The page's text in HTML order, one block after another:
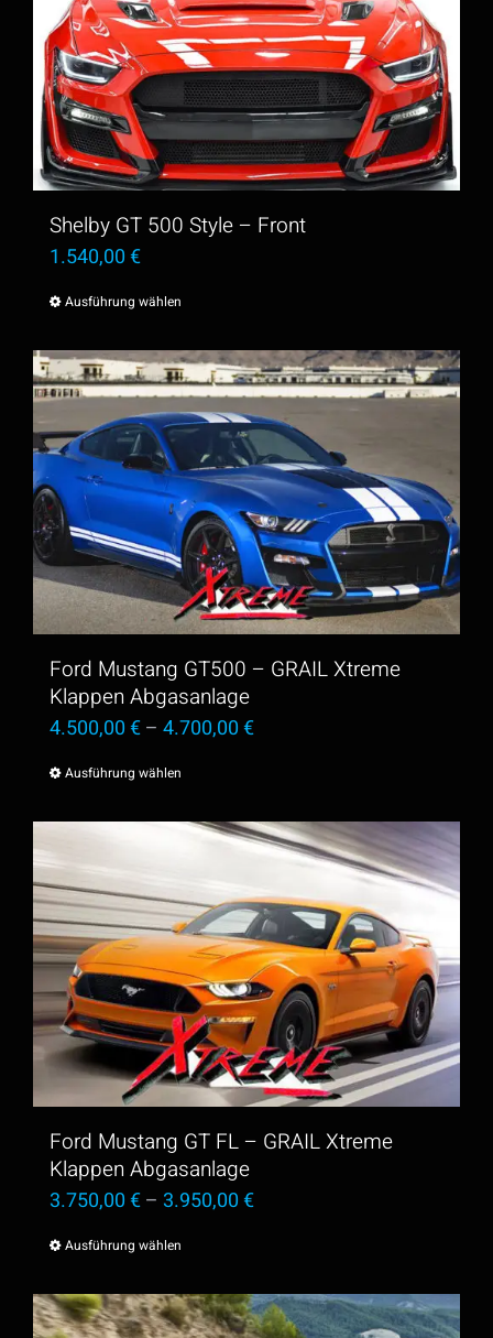
Shelby GT 500 Style – Front
1.540,00€
Ausführung wählen
Produkt
weist
mehrere
Varianten
auf.
Die
Optionen
können
auf
der
Produktseite
gewählt
Ford Mustang GT500 – GRAIL Xtreme
Klappen Abgasanlage
4.500,00€– 4.700,00€
Ausführung wählen
Produkt
Varianten
auf.
Die
Optionen
können
auf
der
Produktseite
gewählt
Ford Mustang GT FL – GRAIL Xtreme
Klappen Abgasanlage
3.750,00€– 3.950,00€
Ausführung wählen
Produkt
weist